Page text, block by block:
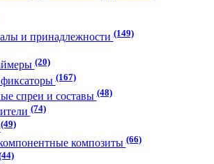
и принадлежности(149)
(20)
(167)
спреи и составы(48)
(74)
(49)
композиты(66)